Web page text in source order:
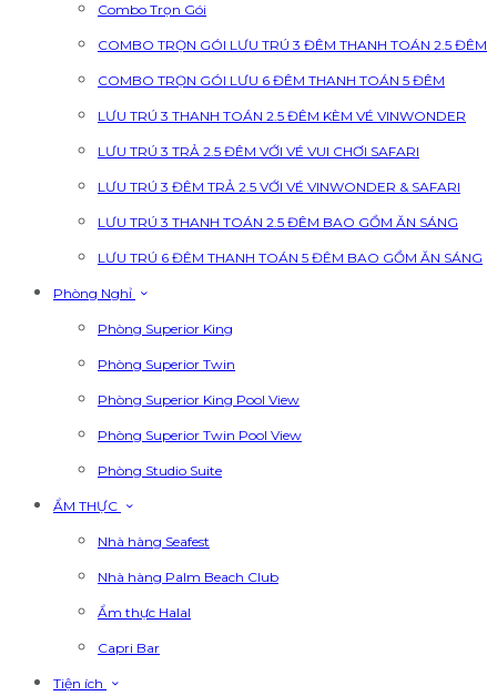
Combo Trọn Gói
COMBO TRỌN GÓI LƯU TRÚ 3 ĐÊM THANH TOÁN 2.5 ĐÊM
COMBO TRỌN GÓI LƯU 6 ĐÊM THANH TOÁN 5 ĐÊM
LƯU TRÚ 3 THANH TOÁN 2.5 ĐÊM KÈM VÉ VINWONDER
LƯU TRÚ 3 TRẢ 2.5 ĐÊM VỚI VÉ VUI CHƠI SAFARI
LƯU TRÚ 3 ĐÊM TRẢ 2.5 VỚI VÉ VINWONDER & SAFARI
LƯU TRÚ 3 THANH TOÁN 2.5 ĐÊM BAO GỒM ĂN SÁNG
LƯU TRÚ 6 ĐÊM THANH TOÁN 5 ĐÊM BAO GỒM ĂN SÁNG
Phòng Nghỉ
Phòng Superior King
Phòng Superior Twin
Phòng Superior King Pool View
Phòng Superior Twin Pool View
Phòng Studio Suite
ẨM THỰC
Nhà hàng Seafest
Nhà hàng Palm Beach Club
Ẩm thực Halal
Capri Bar
Tiện ích